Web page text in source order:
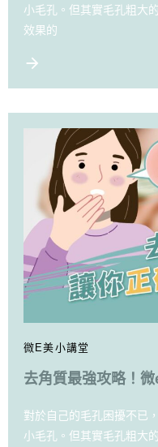
小毛孔。但其實毛孔粗大
效果的
微E美小講堂
去角質最強攻略！
對於自己的毛孔困擾不已
小毛孔。但其實毛孔粗大